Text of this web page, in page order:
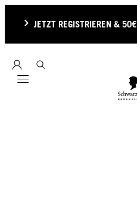
JETZT REGISTRIEREN &
Mobile navigation